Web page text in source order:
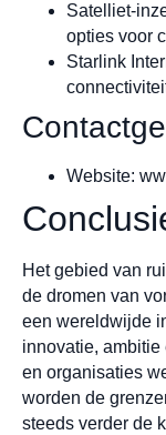
Satelliet-
opties voor
Starlink
Website:
Het gebied van
de dromen van
een wereldwijde
innovatie,
en organisaties
worden de
steeds verder de